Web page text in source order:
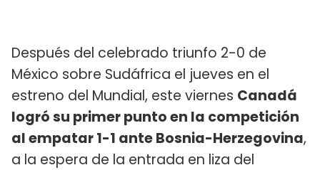
Después del celebrado triunfo 2-0 de
México sobre Sudáfrica el jueves en el
estreno del Mundial, este viernes Canadá
logró su primer punto en la competición
al empatar 1-1 ante Bosnia-Herzegovina,
a la espera de la entrada en liza del